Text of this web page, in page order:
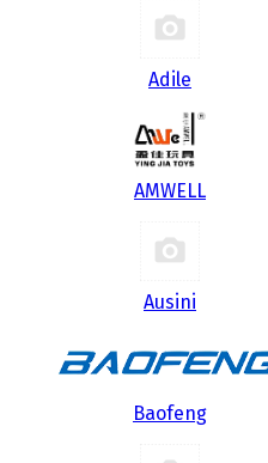
Adile
AMWELL
Ausini
Baofeng